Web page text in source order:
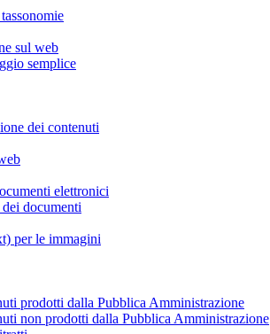
sul web
semplice
dei contenuti
elettronici
documenti
per le immagini
prodotti dalla Pubblica Amministrazione
non prodotti dalla Pubblica Amministrazione